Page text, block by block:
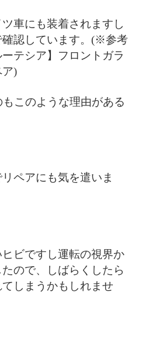
車にも装着されますし
確認しています。(※参考
ーテシア】フロントガラ
ア)
このような理由がある
ペアにも気を遣いま
ビですし運転の視界か
ので、しばらくしたら
しまうかもしれませ